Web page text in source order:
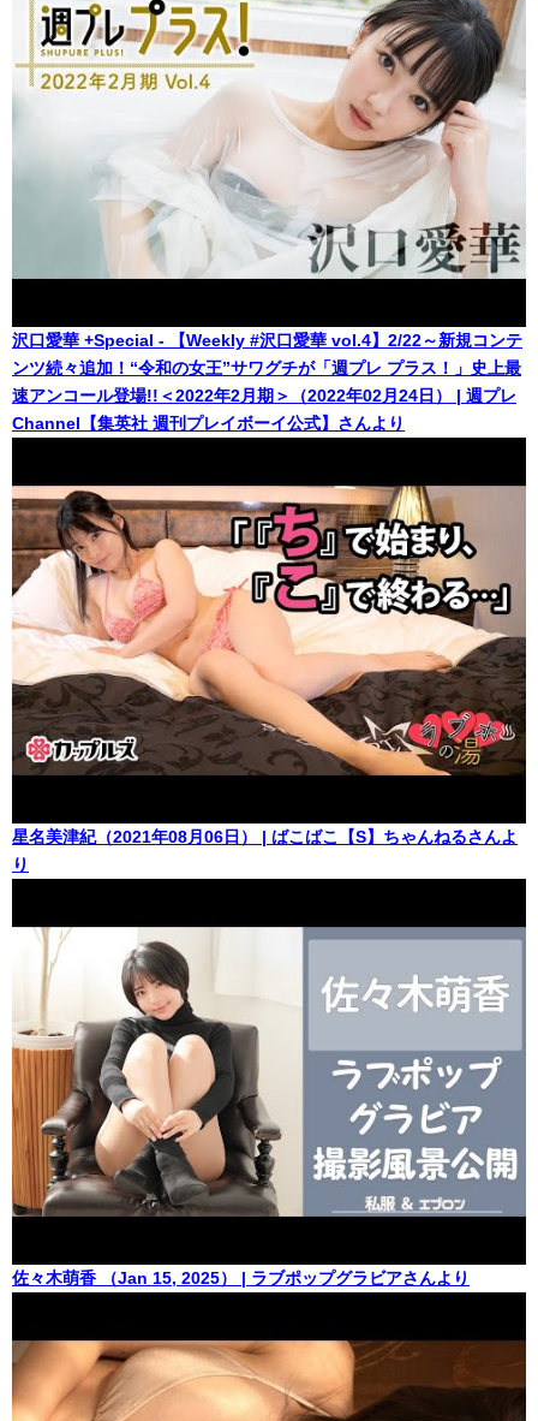
沢口愛華 +Special - 【Weekly #沢口愛華 vol.4】2/22～新規コンテ
ンツ続々追加！“令和の女王”サワグチが「週プレ プラス！」史上最
速アンコール登場!!＜2022年2月期＞（2022年02月24日） | 週プレ
Channel【集英社 週刊プレイボーイ公式】さんより
星名美津紀（2021年08月06日） | ばこばこ【S】ちゃんねるさんよ
り
佐々木萌香 （Jan 15, 2025） | ラブポップグラビアさんより